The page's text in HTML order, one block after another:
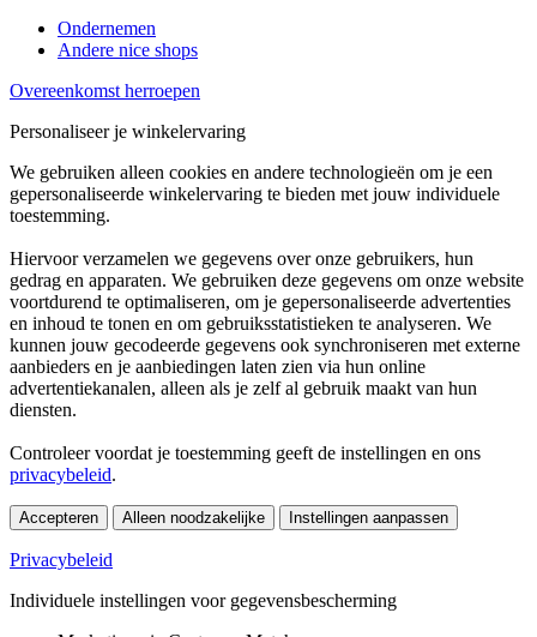
Ondernemen
Andere nice shops
Overeenkomst herroepen
Personaliseer je winkelervaring
We gebruiken alleen cookies en andere technologieën om je een
gepersonaliseerde winkelervaring te bieden met jouw individuele
toestemming.
Hiervoor verzamelen we gegevens over onze gebruikers, hun
gedrag en apparaten. We gebruiken deze gegevens om onze website
voortdurend te optimaliseren, om je gepersonaliseerde advertenties
en inhoud te tonen en om gebruiksstatistieken te analyseren. We
kunnen jouw gecodeerde gegevens ook synchroniseren met externe
aanbieders en je aanbiedingen laten zien via hun online
advertentiekanalen, alleen als je zelf al gebruik maakt van hun
diensten.
Controleer voordat je toestemming geeft de instellingen en ons
privacybeleid.
Accepteren Alleen noodzakelijke Instellingen aanpassen
Privacybeleid
Individuele instellingen voor gegevensbescherming